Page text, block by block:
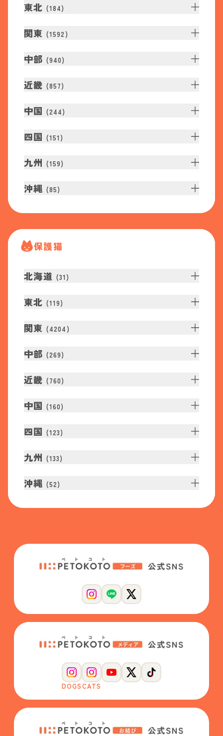
東北 (184)
関東 (1592 )
中部 (940)
近畿 (857)
中国 (244)
四国 (151 )
九州 (159)
沖縄 (85)
保護猫
北海道 (31 )
東北 (119)
関東 (4204 )
中部 (269)
近畿 (760)
中国 (160)
四国 (123)
九州 (133)
沖縄 (52)
DOGSCATS